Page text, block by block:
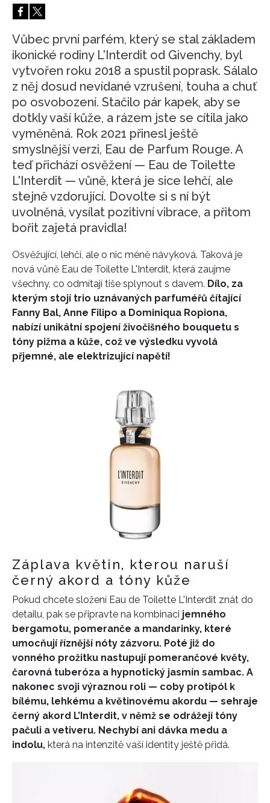
HOME
Vůbec první parfém, který se stal základem
ikonické rodiny L'Interdit od Givenchy, byl
vytvořen roku 2018 a spustil poprask. Sálalo
z něj dosud nevídané vzrušení, touha a chuť
po osvobození. Stačilo pár kapek, aby se
dotkly vaší kůže, a rázem jste se cítila jako
vyměněná. Rok 2021 přinesl ještě
smyslnější verzi, Eau de Parfum Rouge. A
teď přichází osvěžení — Eau de Toilette
L'Interdit — vůně, která je sice lehčí, ale
stejně vzdorující. Dovolte si s ní být
uvolněná, vysílat pozitivní vibrace, a přitom
bořit zajetá pravidla!
Osvěžující, lehčí, ale o nic méně návyková. Taková je
nová vůně Eau de Toilette L'Interdit, která zaujme
všechny, co odmítají tiše splynout s davem. Dílo, za
kterým stojí trio uznávaných parfuméřů čítající
Fanny Bal, Anne Filipo a Dominiqua Ropiona,
nabízí unikátní spojení živočišného bouquetu s
tóny pižma a kůže, což ve výsledku vyvolá
přjemné, ale elektrizující napětí!
Záplava květin, kterou naruší
černý akord a tóny kůže
Pokud chcete složení Eau de Toilette L'Interdit znát do
detailu, pak se připravte na kombinaci jemného
bergamotu, pomeranče a mandarinky, které
umocňují říznější nóty zázvoru. Poté již do
vonného prožitku nastupují pomerančové květy,
čarovná tuberóza a hypnotický jasmín sambac. A
nakonec svoji výraznou roli — coby protipól k
bílému, lehkému a květinovému akordu — sehraje
černý akord L’Interdit, v němž se odrážejí tóny
pačuli a vetiveru. Nechybí ani dávka medu a
indolu, která na intenzitě vaší identity ještě přidá.